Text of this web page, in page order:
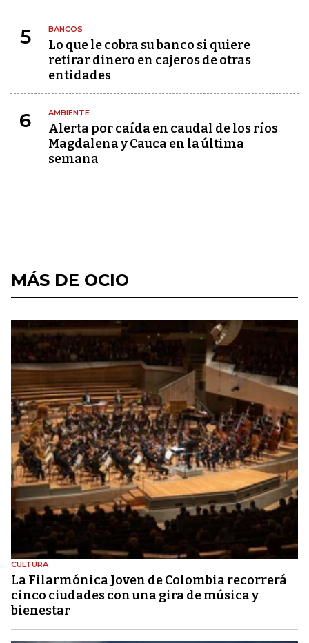
5 BANCOS
Lo que le cobra su banco si quiere
retirar dinero en cajeros de otras
entidades
6 AMBIENTE
Alerta por caída en caudal de los ríos
Magdalena y Cauca en la última
semana
MÁS DE OCIO
CULTURA
La Filarmónica Joven de Colombia recorrerá
cinco ciudades con una gira de música y
bienestar